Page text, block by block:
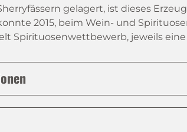
gelagert, ist dieses
2015, beim Wein- und
Spirituosenwettbewerb, jeweils